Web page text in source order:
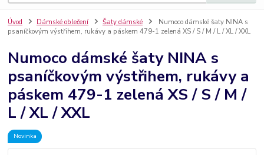
Úvod Dámské oblečení Šaty dámské
Numoco dámské šaty NINA s
psaníčkovým výstřihem, rukávy a páskem 479-1 zelená XS / S / M / L / XL / XXL
Numoco dámské šaty NINA s
psaníčkovým výstřihem, rukávy a
páskem 479-1 zelená XS / S / M /
L / XL / XXL
Novinka